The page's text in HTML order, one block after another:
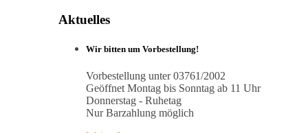
Aktuelles
Wir bitten um Vorbestellung!
Vorbestellung unter 03761/2002
Geöffnet Montag bis Sonntag ab 11 Uhr
Donnerstag - Ruhetag
Nur Barzahlung möglich